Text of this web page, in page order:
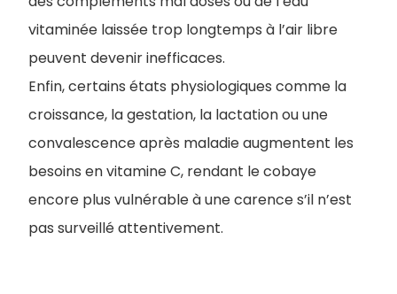
vitaminée laissée trop longtemps à l’air libre
peuvent devenir inefficaces.
Enfin, certains états physiologiques comme la
croissance, la gestation, la lactation ou une
convalescence après maladie augmentent les
besoins en vitamine C, rendant le cobaye
encore plus vulnérable à une carence s’il n’est
pas surveillé attentivement.